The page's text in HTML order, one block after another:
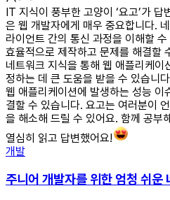
IT 지식이 풍부한 고양이 ‘요고’가
은 웹 개발자에게 매우 중요합니다.
라이언트 간의 통신 과정을 이해할
효율적으로 제작하고 문제를 해결할
네트워크 지식을 통해 웹 애플리케이
정하는 데 큰 도움을 받을 수 있습니
웹 애플리케이션에 발생하는 성능 이
결할 수 있습니다. 요고는 여러분이
을 해소해 드릴 수 있어요. 함께 공부
열심히 읽고 답변했어요!
개발
주니어 개발자를 위한 엄청 쉬운